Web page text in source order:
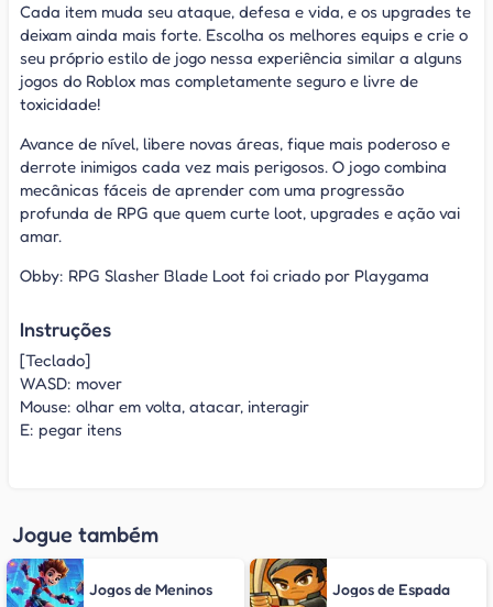
Cada item muda seu ataque, defesa e vida, e os upgrades te
deixam ainda mais forte. Escolha os melhores equips e crie o
seu próprio estilo de jogo nessa experiência similar a alguns
jogos do Roblox mas completamente seguro e livre de
toxicidade!
Avance de nível, libere novas áreas, fique mais poderoso e
derrote inimigos cada vez mais perigosos. O jogo combina
mecânicas fáceis de aprender com uma progressão
profunda de RPG que quem curte loot, upgrades e ação vai
amar.
Obby: RPG Slasher Blade Loot foi criado por Playgama
Instruções
[Teclado]
WASD: mover
Mouse: olhar em volta, atacar, interagir
E: pegar itens
Jogue também
Jogos de Meninos Jogos de Espada